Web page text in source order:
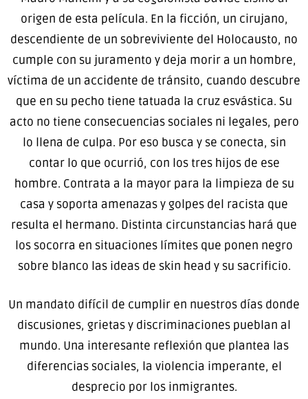
origen de esta película. En la ficción, un cirujano,
descendiente de un sobreviviente del Holocausto, no
cumple con su juramento y deja morir a un hombre,
víctima de un accidente de tránsito, cuando descubre
que en su pecho tiene tatuada la cruz esvástica. Su
acto no tiene consecuencias sociales ni legales, pero
lo llena de culpa. Por eso busca y se conecta, sin
contar lo que ocurrió, con los tres hijos de ese
hombre. Contrata a la mayor para la limpieza de su
casa y soporta amenazas y golpes del racista que
resulta el hermano. Distinta circunstancias hará que
los socorra en situaciones límites que ponen negro
sobre blanco las ideas de skin head y su sacrificio.
Un mandato difícil de cumplir en nuestros días donde
discusiones, grietas y discriminaciones pueblan al
mundo. Una interesante reflexión que plantea las
diferencias sociales, la violencia imperante, el
desprecio por los inmigrantes.